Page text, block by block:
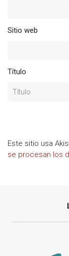
Sitio web
Título
Este sitio usa
se procesan los